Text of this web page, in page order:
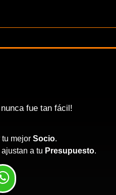
fue tan fácil!
tu mejor Socio.
a tu Presupuesto.